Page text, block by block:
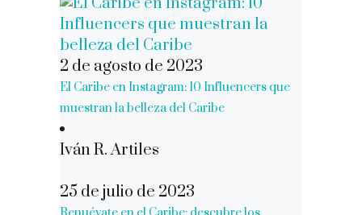
2 de agosto de 2023
El Caribe en Instagram: 10 Influencers que
muestran la belleza del Caribe
Iván R. Artiles
25 de julio de 2023